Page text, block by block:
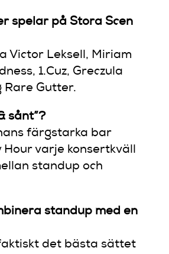
spelar på Stora Scen
Victor Leksell, Miriam
1.Cuz, Greczula
Rare Gutter.
sånt”?
färgstarka bar
varje konsertkväll
standup och
standup med en
det bästa sättet